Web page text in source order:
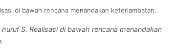
di bawah rencana menandakan keterlambatan.
S. Realisasi di bawah rencana menandakan